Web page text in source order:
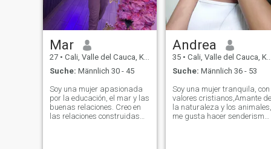
Mar
27 • Cali, Valle del Cauca, Kolumbien
Suche: Männlich 30 - 45
Soy una mujer apasionada
por la educación, el mar y las
buenas relaciones. Creo en
las relaciones construidas
Andrea
35 • Cali, Valle del Cauca, Kolumbien
Suche: Männlich 36 - 53
Soy una mujer tranquila, con
valores cristianos,Amante de
la naturaleza y los animales,
me gusta hacer senderismo